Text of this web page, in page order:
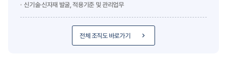
신기술·신자재 발굴, 적용기준 및 관리업무
전체 조직도 바로가기